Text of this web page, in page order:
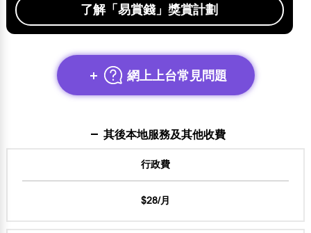
了解「易賞錢」獎賞計劃
網上上台常見問題
其後本地服務及其他收費
行政費
$28/月